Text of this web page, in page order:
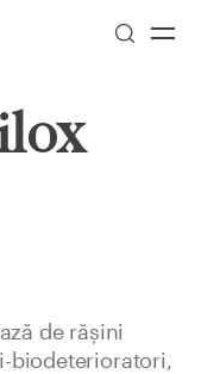
de rășini
biodeterioratori,